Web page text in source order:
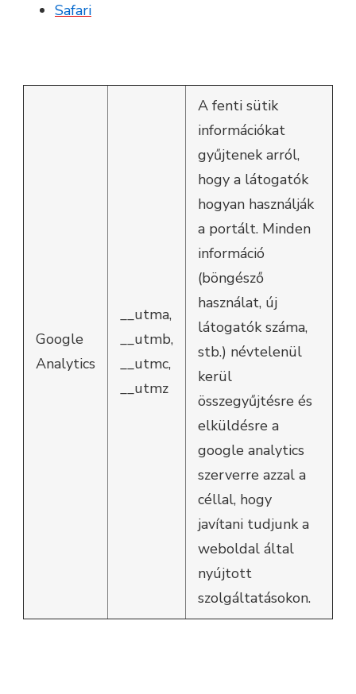
Safari
Google
Analytics
__utma,
__utmb,
__utmc,
__utmz
A fenti sütik
információkat
gyűjtenek arról,
hogy a látogatók
hogyan használják
a portált. Minden
információ
(böngésző
használat, új
látogatók száma,
stb.) névtelenül
kerül
összegyűjtésre és
elküldésre a
google analytics
szerverre azzal a
céllal, hogy
javítani tudjunk a
weboldal által
nyújtott
szolgáltatásokon.